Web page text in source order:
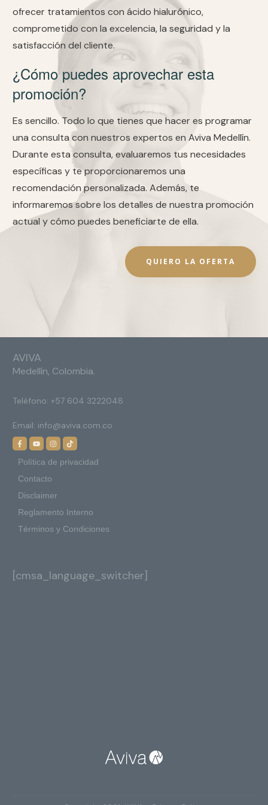
ofrecer tratamientos con ácido hialurónico,
comprometido con la excelencia, la seguridad y la
satisfacción del cliente.
¿Cómo puedes aprovechar esta
promoción?
Es sencillo. Todo lo que tienes que hacer es programar
una consulta con nuestros expertos en Aviva Medellín.
Durante esta consulta, evaluaremos tus necesidades
específicas y te proporcionaremos una
recomendación personalizada. Además, te
informaremos sobre los detalles de nuestra promoción
actual y cómo puedes beneficiarte de ella.
QUIERO LA OFERTA
AVIVA
Medellín, Colombia.
Teléfono: +57 604 3222048
Email: info@aviva.com.co
Política de privacidad
Contacto
Disclaimer
Reglamento Interno
Términos y Condiciones
[cmsa_language_switcher]